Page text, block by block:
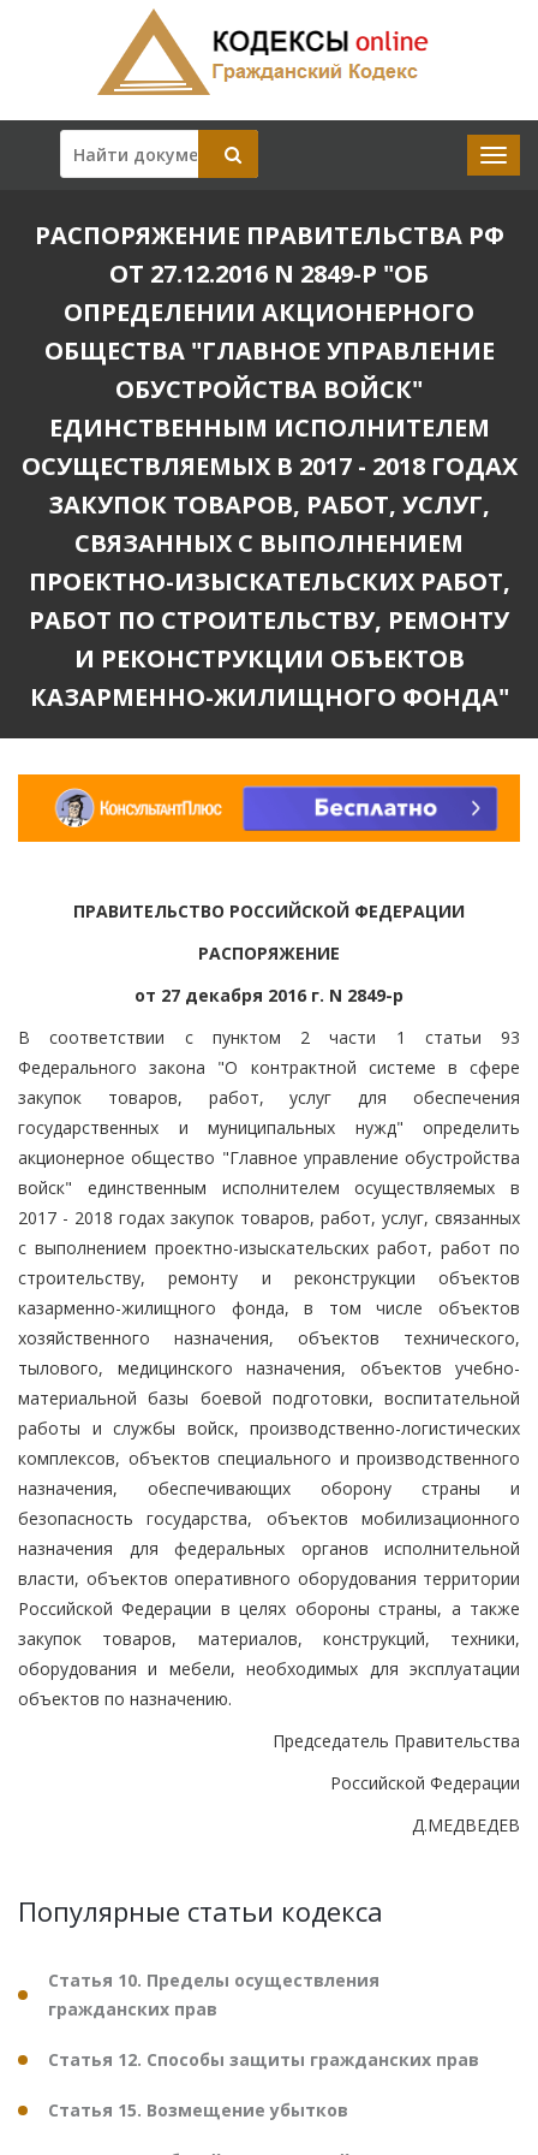
РАСПОРЯЖЕНИЕ ПРАВИТЕЛЬСТВА РФ
ОТ 27.12.2016 N 2849-Р "ОБ
ОПРЕДЕЛЕНИИ АКЦИОНЕРНОГО
ОБЩЕСТВА "ГЛАВНОЕ УПРАВЛЕНИЕ
ОБУСТРОЙСТВА ВОЙСК"
ЕДИНСТВЕННЫМ ИСПОЛНИТЕЛЕМ
ОСУЩЕСТВЛЯЕМЫХ В 2017 - 2018 ГОДАХ
ЗАКУПОК ТОВАРОВ, РАБОТ, УСЛУГ,
СВЯЗАННЫХ С ВЫПОЛНЕНИЕМ
ПРОЕКТНО-ИЗЫСКАТЕЛЬСКИХ РАБОТ,
РАБОТ ПО СТРОИТЕЛЬСТВУ, РЕМОНТУ
И РЕКОНСТРУКЦИИ ОБЪЕКТОВ
КАЗАРМЕННО-ЖИЛИЩНОГО ФОНДА"
ПРАВИТЕЛЬСТВО РОССИЙСКОЙ ФЕДЕРАЦИИ
РАСПОРЯЖЕНИЕ
от 27 декабря 2016 г. N 2849-р
В соответствии с пунктом 2 части 1 статьи 93
Федерального закона "О контрактной системе в сфере
закупок товаров, работ, услуг для обеспечения
государственных и муниципальных нужд" определить
акционерное общество "Главное управление обустройства
войск" единственным исполнителем осуществляемых в
2017 - 2018 годах закупок товаров, работ, услуг, связанных
с выполнением проектно-изыскательских работ, работ по
строительству, ремонту и реконструкции объектов
казарменно-жилищного фонда, в том числе объектов
хозяйственного назначения, объектов технического,
тылового, медицинского назначения, объектов учебно-
материальной базы боевой подготовки, воспитательной
работы и службы войск, производственно-логистических
комплексов, объектов специального и производственного
назначения, обеспечивающих оборону страны и
безопасность государства, объектов мобилизационного
назначения для федеральных органов исполнительной
власти, объектов оперативного оборудования территории
Российской Федерации в целях обороны страны, а также
закупок товаров, материалов, конструкций, техники,
оборудования и мебели, необходимых для эксплуатации
объектов по назначению.
Председатель Правительства
Российской Федерации
Д.МЕДВЕДЕВ
Популярные статьи кодекса
Статья 10. Пределы осуществления
гражданских прав
Статья 12. Способы защиты гражданских прав
Статья 15. Возмещение убытков